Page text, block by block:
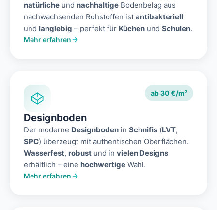
natürliche und nachhaltige Bodenbelag aus
nachwachsenden Rohstoffen ist antibakteriell
und langlebig – perfekt für Küchen und Schulen.
Mehr erfahren
ab 30 €/m²
Designboden
Der moderne Designboden in Schnifis (LVT,
SPC) überzeugt mit authentischen Oberflächen.
Wasserfest, robust und in vielen Designs
erhältlich – eine hochwertige Wahl.
Mehr erfahren